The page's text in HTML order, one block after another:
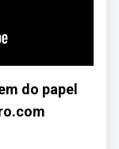
do papel